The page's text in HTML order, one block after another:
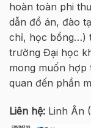
hoàn toàn phi
dẫn đồ án, đào
chỉ, học bổng…)
trường Đại học
mong muốn hợp
quan đến phần
Liên hệ: Linh Ân